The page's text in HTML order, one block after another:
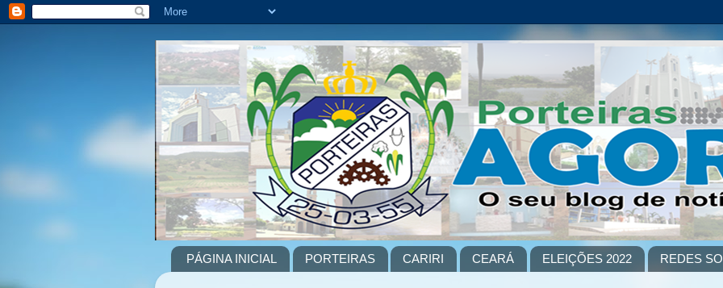
PÁGINA INICIAL PORTEIRAS CARIRI CEARÁ ELEIÇÕES 2022 REDES